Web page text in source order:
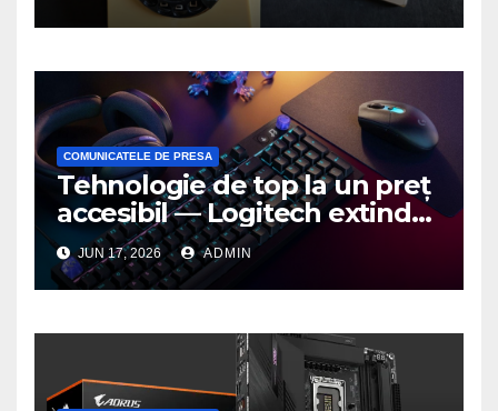
COMUNICATELE DE PRESA
Tehnologie de top la un preț
accesibil — Logitech extinde
seria G3 cu un nou mouse și
o nouă tastatură pentru
gaming pe PC
JUN 17, 2026 ADMIN